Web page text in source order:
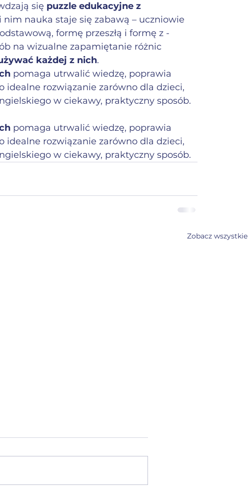
się puzzle edukacyjne z
nim nauka staje się zabawą – uczniowie
formę przeszłą i formę z -
na wizualne zapamiętanie różnic
każdej z nich.
pomaga utrwalić wiedzę, poprawia
idealne rozwiązanie zarówno dla dzieci,
w ciekawy, praktyczny sposób.
pomaga utrwalić wiedzę, poprawia
idealne rozwiązanie zarówno dla dzieci,
w ciekawy, praktyczny sposób.
Zobacz wszystkie